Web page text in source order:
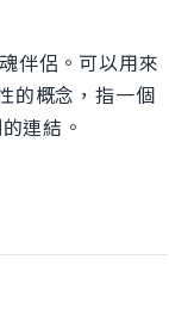
伴侶。可以用來
的概念，指一個
連結。